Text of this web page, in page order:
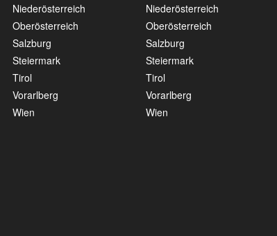
Niederösterreich
Oberösterreich
Salzburg
Steiermark
Tirol
Vorarlberg
Wien
Niederösterreich
Oberösterreich
Salzburg
Steiermark
Tirol
Vorarlberg
Wien